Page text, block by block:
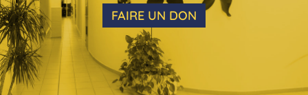
FAIRE UN DON